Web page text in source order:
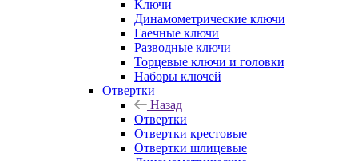
Ключи
Динамометрические ключи
Гаечные ключи
Разводные ключи
Торцевые ключи и головки
Наборы ключей
Отвертки
Назад
Отвертки
Отвертки крестовые
Отвертки шлицевые